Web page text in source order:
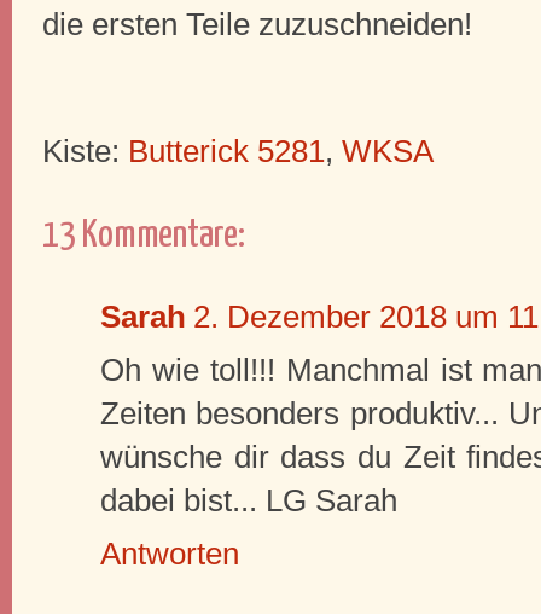
die ersten Teile zuzuschneiden!
Kiste: Butterick 5281, WKSA
13 Kommentare:
Sarah 2. Dezember 2018 um
Oh wie toll!!! Manchmal ist
Zeiten besonders produktiv...
wünsche dir dass du Zeit
dabei bist... LG Sarah
Antworten